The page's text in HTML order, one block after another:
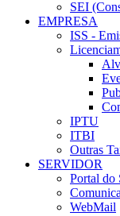
SEI
EMPRESA
ISS -
IPTU
ITBI
Outras
SERVIDOR
Portal do
WebMail